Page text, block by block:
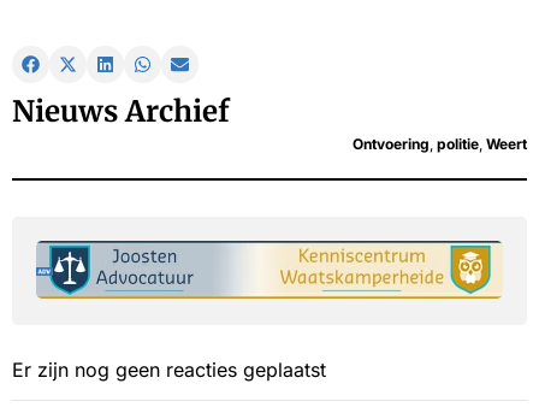
Nieuws Archief
Ontvoering, politie, Weert
Er zijn nog geen reacties geplaatst